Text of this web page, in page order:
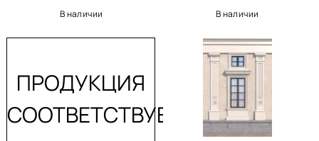
В наличии В наличии
ПРОДУКЦИЯ
СООТВЕТСТВУЕТ: